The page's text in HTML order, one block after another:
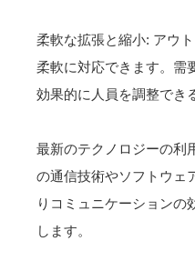
柔軟な拡張と縮小: アウ
柔軟に対応できます。需
効果的に人員を調整でき
最新のテクノロジーの利
の通信技術やソフトウェ
りコミュニケーションの
します。